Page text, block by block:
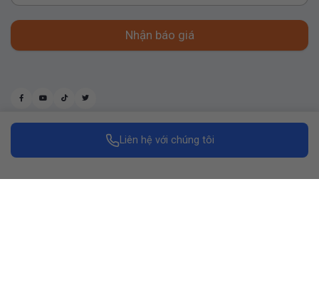
Nhận báo giá
by Replus Marketing
Liên hệ với chúng tôi